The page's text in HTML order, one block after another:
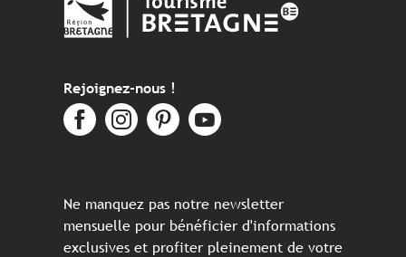
Rejoignez-nous !
Ne manquez pas notre newsletter
mensuelle pour bénéficier d'informations
exclusives et profiter pleinement de votre